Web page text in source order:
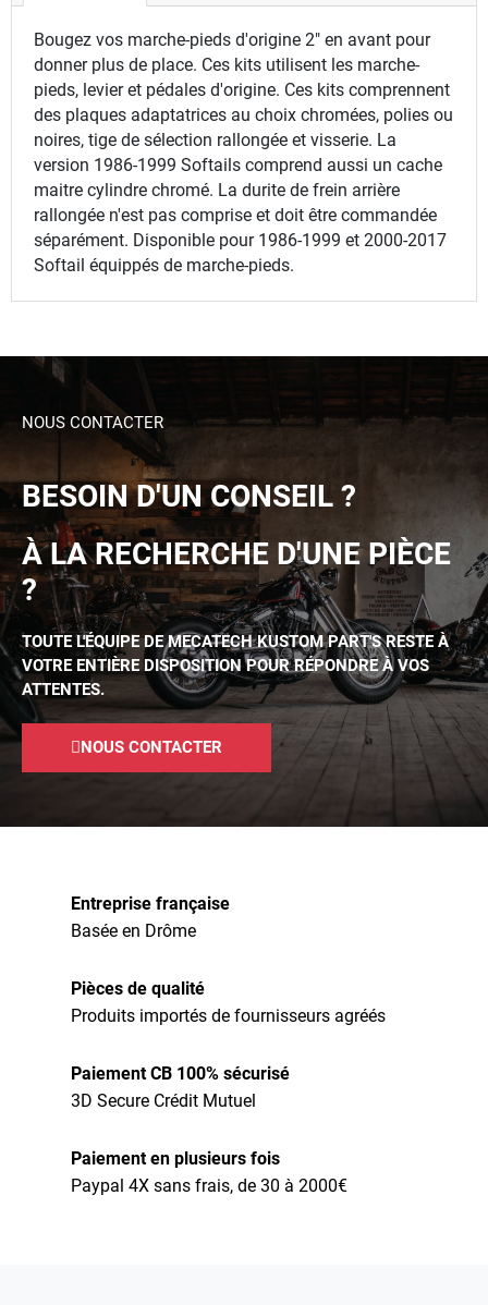
Bougez vos marche-pieds d'origine 2" en avant pour
donner plus de place. Ces kits utilisent les marche-
pieds, levier et pédales d'origine. Ces kits comprennent
des plaques adaptatrices au choix chromées, polies ou
noires, tige de sélection rallongée et visserie. La
version 1986-1999 Softails comprend aussi un cache
maitre cylindre chromé. La durite de frein arrière
rallongée n'est pas comprise et doit être commandée
séparément. Disponible pour 1986-1999 et 2000-2017
Softail équippés de marche-pieds.
NOUS CONTACTER
BESOIN D'UN CONSEIL ?
À LA RECHERCHE D'UNE PIÈCE
?
TOUTE L'ÉQUIPE DE MECATECH KUSTOM PART'S RESTE À
VOTRE ENTIÈRE DISPOSITION POUR RÉPONDRE À VOS
ATTENTES.
NOUS CONTACTER
Entreprise française
Basée en Drôme
Pièces de qualité
Produits importés de fournisseurs agréés
Paiement CB 100% sécurisé
3D Secure Crédit Mutuel
Paiement en plusieurs fois
Paypal 4X sans frais, de 30 à 2000€